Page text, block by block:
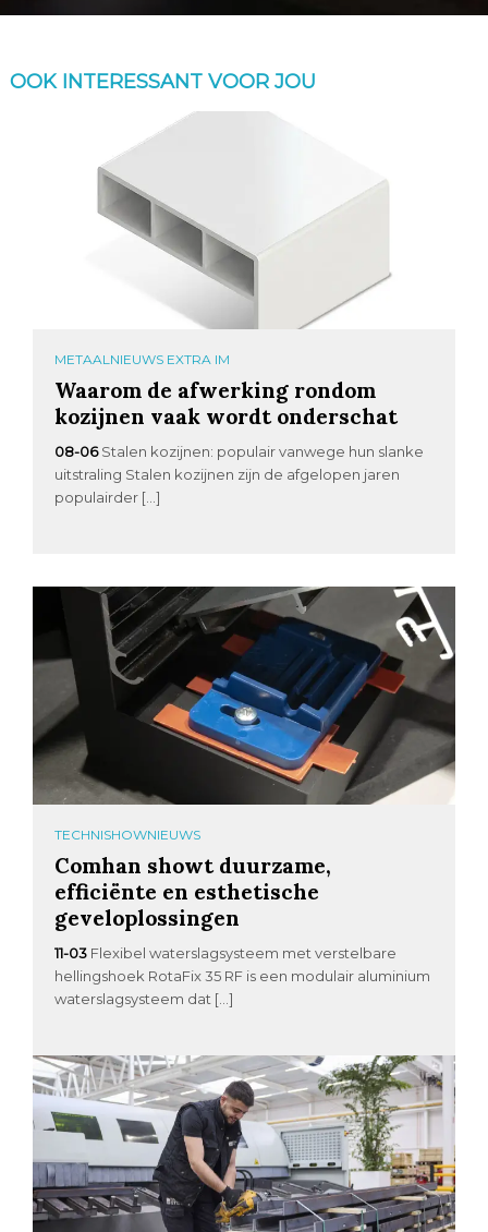
OOK INTERESSANT VOOR JOU
METAALNIEUWS EXTRA IM
Waarom de afwerking rondom
kozijnen vaak wordt onderschat
08-06 Stalen kozijnen: populair vanwege hun slanke
uitstraling Stalen kozijnen zijn de afgelopen jaren
populairder […]
TECHNISHOWNIEUWS
Comhan showt duurzame,
efficiënte en esthetische
geveloplossingen
11-03 Flexibel waterslagsysteem met verstelbare
hellingshoek RotaFix 35 RF is een modulair aluminium
waterslagsysteem dat […]